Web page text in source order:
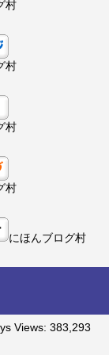
村
村
村
村
にほんブログ村
Views: 383,293